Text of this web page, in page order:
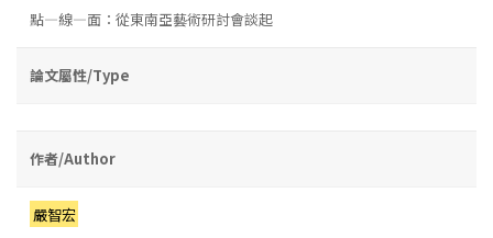
點—線—面：從東南亞藝術研討會談起
論文屬性/Type
作者/Author
嚴智宏